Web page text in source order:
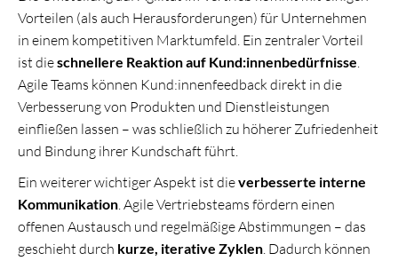
Vorteilen (als auch Herausforderungen) für Unternehmen
in einem kompetitiven Marktumfeld. Ein zentraler Vorteil
ist dieschnellere Reaktion auf Kund:innenbedürfnisse
Agile Teams können Kund:innenfeedback direkt in die
Verbesserung von Produkten und Dienstleistungen
einfließen lassen – was schließlich zu höherer Zufriedenheit
und Bindung ihrer Kundschaft führt.
Ein weiterer wichtiger Aspekt ist dieverbesserte interne
Kommunikation . Agile Vertriebsteams fördern einen
offenen Austausch und regelmäßige Abstimmungen – das
geschieht durch kurze, iterative Zyklen . Dadurch können